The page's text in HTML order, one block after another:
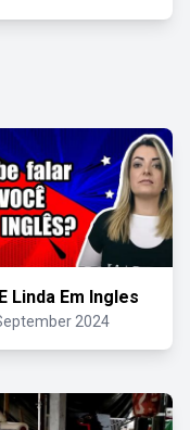
Linda Em Ingles
2024